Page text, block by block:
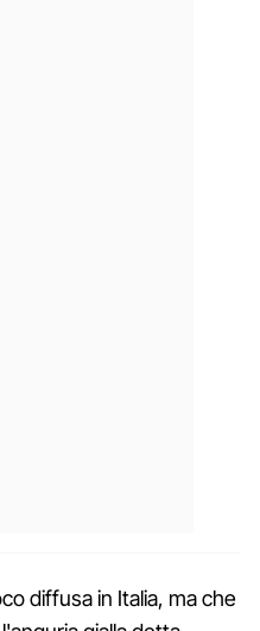
diffusa in Italia, ma che